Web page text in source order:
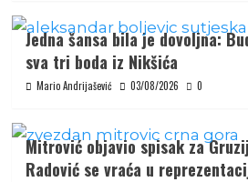
Jedna šansa bila je dovoljna:
sva tri boda iz Nikšića
Mario Andrijašević 03/08/2026 0
Mitrović objavio spisak za
Radović se vraća u